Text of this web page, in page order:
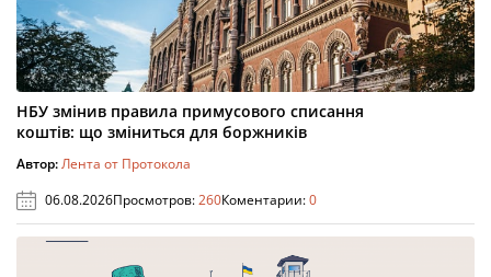
НБУ змінив правила примусового списання
коштів: що зміниться для боржників
Автор:Лента от Протокола
06.08.2026Просмотров:260Коментарии:0